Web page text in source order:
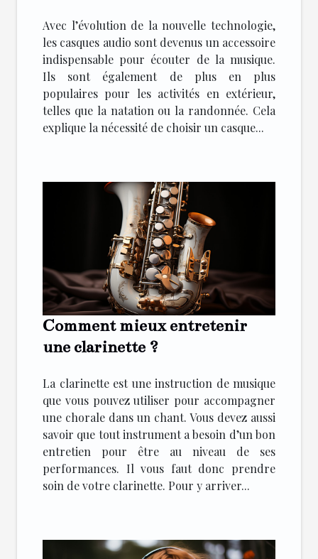
Avec l’évolution de la nouvelle technologie,
les casques audio sont devenus un accessoire
indispensable pour écouter de la musique.
Ils sont également de plus en plus
populaires pour les activités en extérieur,
telles que la natation ou la randonnée. Cela
explique la nécessité de choisir un casque...
Comment mieux entretenir
une clarinette ?
La clarinette est une instruction de musique
que vous pouvez utiliser pour accompagner
une chorale dans un chant. Vous devez aussi
savoir que tout instrument a besoin d’un bon
entretien pour être au niveau de ses
performances. Il vous faut donc prendre
soin de votre clarinette. Pour y arriver...